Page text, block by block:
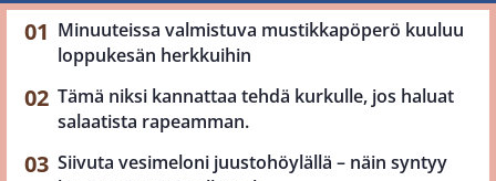
Minuuteissa valmistuva mustikkapöperö kuuluu
loppukesän herkkuihin
Tämä niksi kannattaa tehdä kurkulle, jos haluat
salaatista rapeamman.
Siivuta vesimeloni juustohöylällä – näin syntyy